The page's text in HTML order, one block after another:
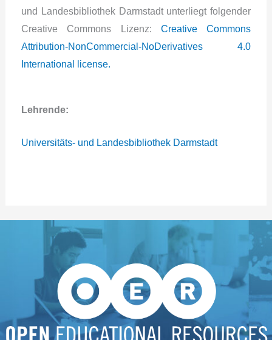
und Landesbibliothek Darmstadt unterliegt folgender
Creative Commons Lizenz: Creative Commons
Attribution-NonCommercial-NoDerivatives 4.0
International license.
Lehrende:
Universitäts- und Landesbibliothek Darmstadt